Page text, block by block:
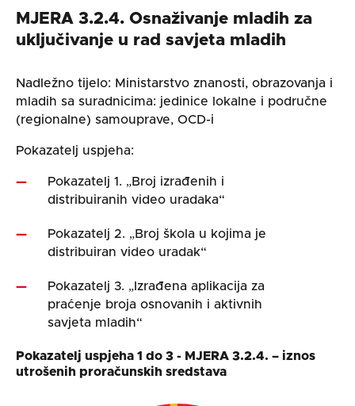
MJERA 3.2.4. Osnaživanje mladih za
uključivanje u rad savjeta mladih
Nadležno tijelo: Ministarstvo znanosti, obrazovanja i
mladih sa suradnicima: jedinice lokalne i područne
(regionalne) samouprave, OCD-i
Pokazatelj uspjeha:
Pokazatelj 1. „Broj izrađenih i
distribuiranih video uradaka“
Pokazatelj 2. „Broj škola u kojima je
distribuiran video uradak“
Pokazatelj 3. „Izrađena aplikacija za
praćenje broja osnovanih i aktivnih
savjeta mladih“
Pokazatelj uspjeha 1 do 3 - MJERA 3.2.4. – iznos
utrošenih proračunskih sredstava